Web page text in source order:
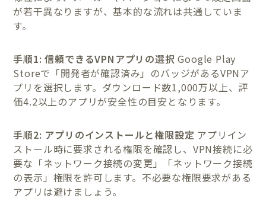
が若干異なりますが、基本的な流れは共通していま
す。
手順1: 信頼できるVPNアプリの選択 Google Play
Storeで「開発者が確認済み」のバッジがあるVPNア
プリを選択します。ダウンロード数1,000万以上、評
価4.2以上のアプリが安全性の目安となります。
手順2: アプリのインストールと権限設定 アプリイン
ストール時に要求される権限を確認し、VPN接続に必
要な「ネットワーク接続の変更」「ネットワーク接続
の表示」権限を許可します。不必要な権限要求がある
アプリは避けましょう。